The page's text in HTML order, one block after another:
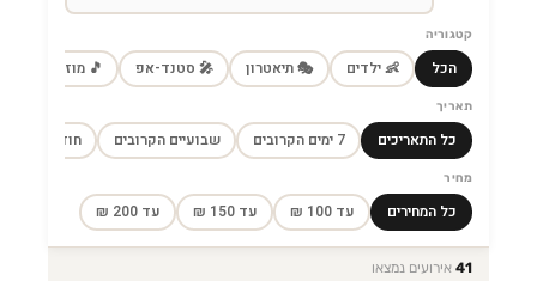
קטגוריה
הכל 👶 ילדים 🎭 תיאטרון 🎤 סטנד-אפ 🎵 מוזיקה
תאריך
כל התאריכים 7 ימים הקרובים שבועיים הקרובים חודש הקרוב
מחיר
כל המחירים עד 100 ₪ עד 150 ₪ עד 200 ₪
41 אירועים נמצאו